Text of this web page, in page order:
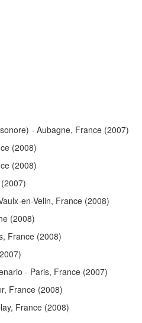
- Aubagne, France (2007)
(2008)
(2008)
(2007)
en-Velin, France (2008)
(2008)
France (2008)
- Paris, France (2007)
France (2008)
France (2008)